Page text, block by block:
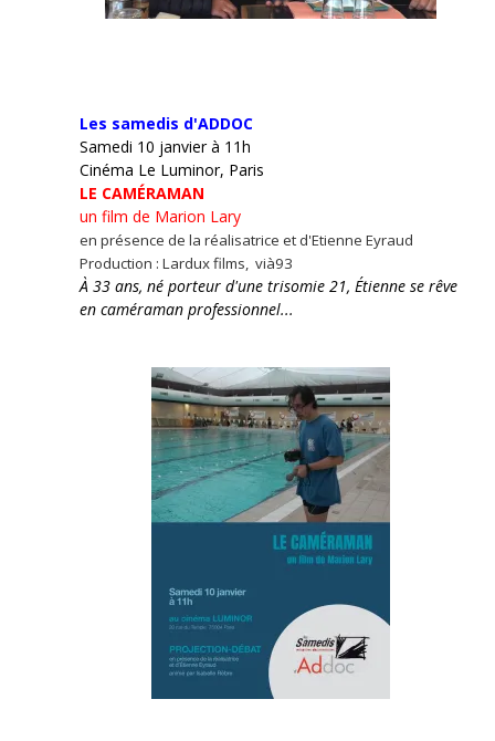
Les samedis d'ADDOC
Samedi 10 janvier à 11h
Cinéma Le Luminor, Paris
LE CAMÉRAMAN
un film de Marion Lary
en présence de la réalisatrice et d'Etienne Eyraud
Production : Lardux films, vià93
À 33 ans, né porteur d'une trisomie 21, Étienne se rêve
en caméraman professionnel...